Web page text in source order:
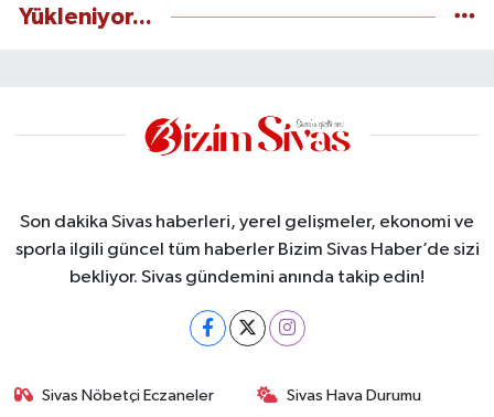
Yükleniyor...
Son dakika Sivas haberleri, yerel gelişmeler, ekonomi ve
sporla ilgili güncel tüm haberler Bizim Sivas Haber’de sizi
bekliyor. Sivas gündemini anında takip edin!
Sivas Nöbetçi Eczaneler Sivas Hava Durumu